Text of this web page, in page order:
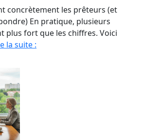
concrètement les prêteurs (et
En pratique, plusieurs
plus fort que les chiffres. Voici
la suite :